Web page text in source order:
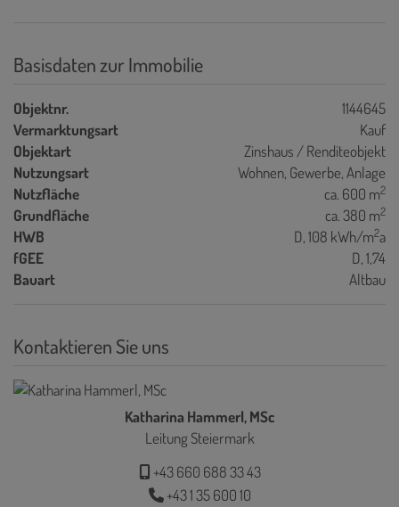
Basisdaten zur Immobilie
Objektnr.
1144645
Vermarktungsart
Kauf
Objektart
Zinshaus / Renditeobjekt
Nutzungsart
Wohnen Gewerbe Anlage
Nutzfläche
ca. 600 m2
Grundfläche ca. 380 m2
HWB D, 108 kWh/m2a
fGEE
D, 1,74
Bauart
Altbau
Kontaktieren Sie uns
Katharina Hammerl, MSc
Leitung Steiermark
+43 660 688 33 43
+43 1 35 600 10